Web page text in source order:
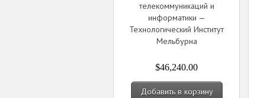
телекоммуникаций и
информатики —
Технологический Институт
Мельбурна
$46,240.00
Добавить в корзину